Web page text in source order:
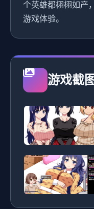
个英雄都栩栩如产
游戏体验。
游戏截